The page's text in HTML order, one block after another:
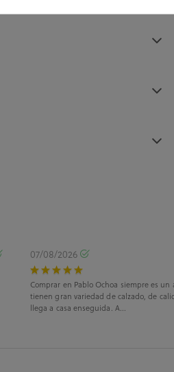
07/08/2026
Comprar en Pablo Ochoa siempre es un
tienen gran variedad de calzado, de
llega a casa enseguida. A...